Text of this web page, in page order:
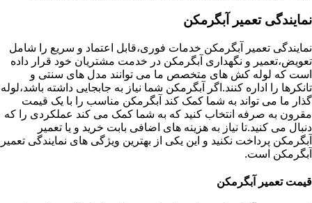
نمایندگی تعمیر آبگرمکن
نمایندگی تعمیر آبگرمکن خدمات فوری،قابل اعتماد و سریع را شامل
تعویض،تعمیر و نگهداری آبگرمکن در خدمت مشتریان خود قرار داده
است که لوله کش های متخصص ما می توانند مدل های سنتی و
تانکرها را اداره کنند.اگر آبگرمکن شما نیاز به جابجایی داشته باشد،لوله
گذار ما می تواند به شما کمک کند آبگرمکن مناسب را با یک قیمت
مقرون به صرفه انتخاب کنید که به شما کمک می کند عملکردی را که
دنبال می کنید.تا نیاز به هزینه های اضافی بابت خرید و یا تعمیر
آبگرمکن پرداخت نکنید و این یکی از بهترین ویژگی های نمایندگی تعمیر
آبگرمکن است.
قیمت تعمیر آبگرمکن